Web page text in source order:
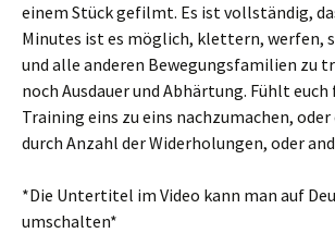
einem Stück gefilmt. Es ist vollständig,
Minutes ist es möglich, klettern, werfen,
und alle anderen Bewegungsfamilien zu
noch Ausdauer und Abhärtung. Fühlt euch
Training eins zu eins nachzumachen,
durch Anzahl der Widerholungen, oder
*Die Untertitel im Video kann man auf
umschalten*